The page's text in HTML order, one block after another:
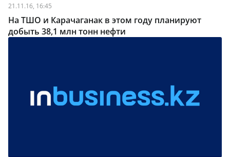
21.11.16, 16:45
На ТШО и Карачаганак в этом году планируют
добыть 38,1 млн тонн нефти